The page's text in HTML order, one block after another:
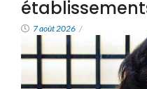
7 août 2026 /